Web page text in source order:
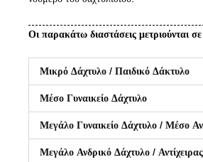
Οι παρακάτω διαστάσεις μετριούνται
Μικρό Δάχτυλο / Παιδικό Δάκτυλο
Μέσο Γυναικείο Δάχτυλο
Μεγάλο Γυναικείο Δάχτυλο / Μέσο
Μεγάλο Ανδρικό Δάχτυλο / Αντίχειρας